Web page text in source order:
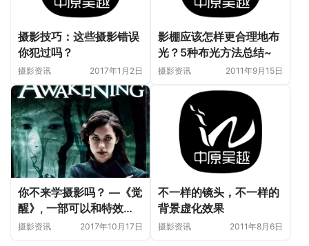
摄影技巧：这些摄影错误
你犯过吗？
摄影资讯 2017年1月2日
影棚应该怎样更合理地布
光？5种布光方法总结~
摄影资讯 2011年9月15日
你不来学摄影吗？ —《觉
醒》, 一部可以和特效大
片相抗衡的纪录片
摄影资讯 2017年10月17日
不一样的镜头，不一样的
背景虚化效果
摄影资讯 2011年8月6日